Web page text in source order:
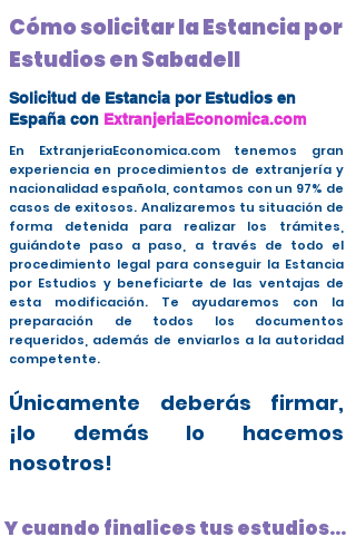
Cómo solicitar la Estancia por
Estudios en Sabadell
Solicitud de Estancia por Estudios en
España con ExtranjeriaEconomica.com
En ExtranjeriaEconomica.com tenemos gran
experiencia en procedimientos de extranjería y
nacionalidad española, contamos con un 97% de
casos de exitosos. Analizaremos tu situación de
forma detenida para realizar los trámites,
guiándote paso a paso, a través de todo el
procedimiento legal para conseguir la Estancia
por Estudios y beneficiarte de las ventajas de
esta modificación. Te ayudaremos con la
preparación de todos los documentos
requeridos, además de enviarlos a la autoridad
competente.
Únicamente deberás firmar,
¡lo demás lo hacemos
nosotros!
Y cuando finalices tus estudios...